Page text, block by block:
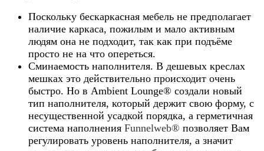
Поскольку бескаркасная мебель не предполагает
наличие каркаса, пожилым и мало активным
людям она не подходит, так как при подъёме
просто не на что опереться.
Сминаемость наполнителя. В дешевых креслах
мешках это действительно происходит очень
быстро. Но в Ambient Lounge® создали новый
тип наполнителя, который держит свою форму, с
несущественной усадкой порядка, а герметичная
система наполнения Funnelweb® позволяет Вам
регулировать уровень наполнителя, а значит